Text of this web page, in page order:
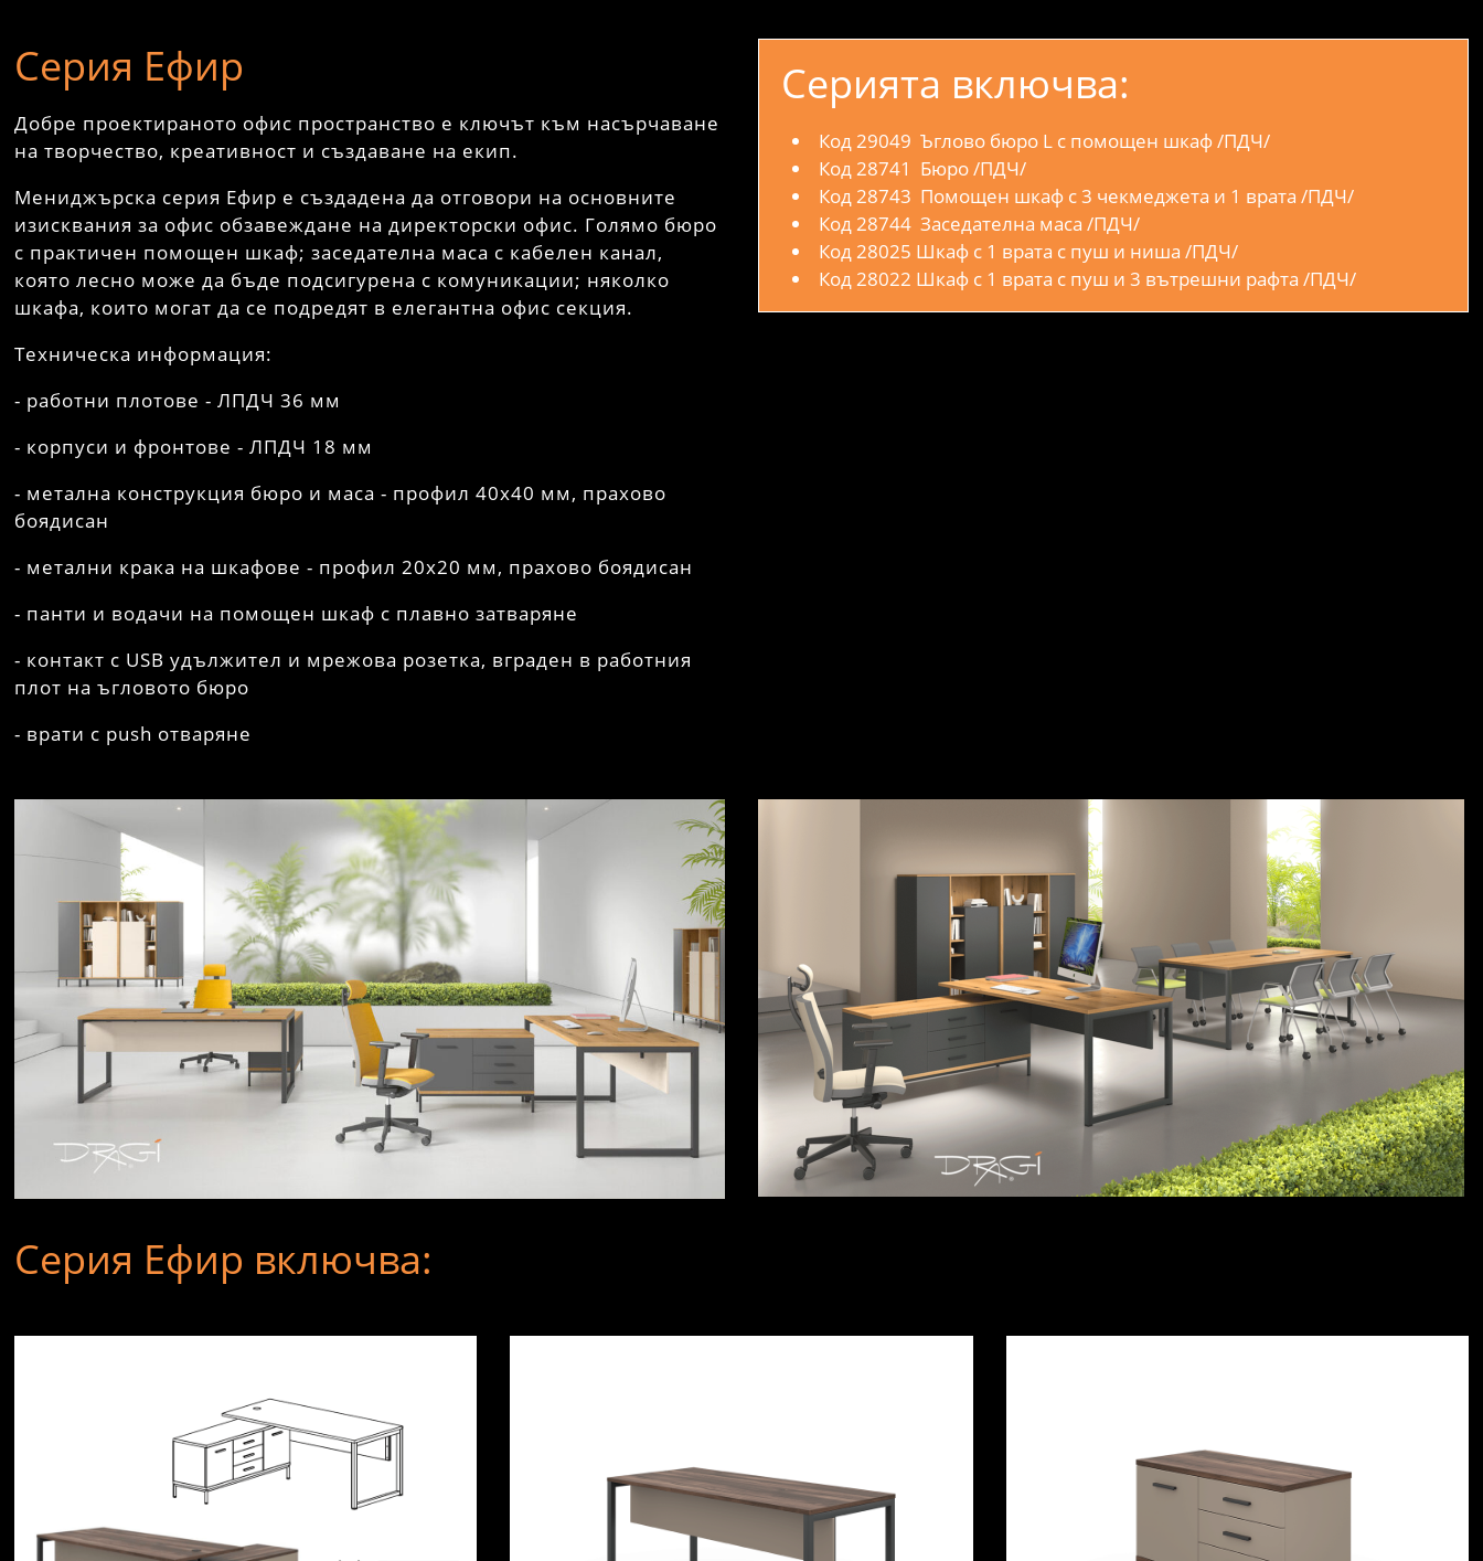
Серия Ефир
Добре проектираното офис пространство е ключът към насърчаване
на творчество, креативност и създаване на екип.
Мениджърска серия Ефир е създадена да отговори на основните
изисквания за офис обзавеждане на директорски офис. Голямо бюро
с практичен помощен шкаф; заседателна маса с кабелен канал,
която лесно може да бъде подсигурена с комуникации; няколко
шкафа, които могат да се подредят в елегантна офис секция.
Техническа информация:
- работни плотове - ЛПДЧ 36 мм
- корпуси и фронтове - ЛПДЧ 18 мм
- метална конструкция бюро и маса - профил 40х40 мм, прахово
боядисан
- метални крака на шкафове - профил 20х20 мм, прахово боядисан
- панти и водачи на помощен шкаф с плавно затваряне
- контакт с USB удължител и мрежова розетка, вграден в работния
плот на ъгловото бюро
- врати с push отваряне
Серията включва:
Код 29049 Ъглово бюро L с помощен шкаф /ПДЧ/
Код 28741 Бюро /ПДЧ/
Код 28743 Помощен шкаф с 3 чекмеджета и 1 врата /ПДЧ/
Код 28744 Заседателна маса /ПДЧ/
Код 28025 Шкаф с 1 врата с пуш и ниша /ПДЧ/
Код 28022 Шкаф с 1 врата с пуш и 3 вътрешни рафта /ПДЧ/
Серия Ефир включва: